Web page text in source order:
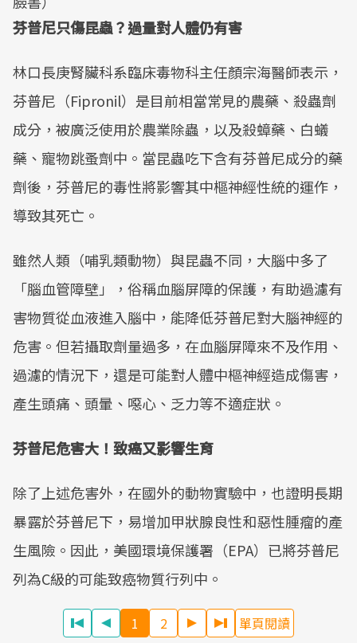
芬普尼只傷昆蟲？過量對人體仍有害
林口長庚腎臟科系臨床毒物科主任顏宗海醫師表示，
芬普尼（Fipronil）是目前相當常見的農藥、殺蟲劑
成分，被廣泛使用於農業除蟲，以及殺蟑藥、白蟻
藥、寵物跳蚤劑中。當昆蟲吃下含有芬普尼成分的藥
劑後，芬普尼的毒性將影響其中樞神經性統的運作，
導致其死亡。
雖然人類（哺乳類動物）與昆蟲不同，大腦中多了
「腦血管障壁」，俗稱血腦屏障的保護，有助過濾有
害物質從血液進入腦中，能降低芬普尼對大腦神經的
危害。但若攝取劑量過多，在血腦屏障來不及作用、
過濾的情況下，還是可能對人體中樞神經造成傷害，
產生頭痛、頭暈、噁心、乏力等不適症狀。
芬普尼危害大！致癌又影響生育
除了上述危害外，在國外的動物實驗中，也證明長期
暴露於芬普尼下，易增加甲狀腺良性和惡性腫瘤的產
生風險。因此，美國環境保護署（EPA）已將芬普尼
列為C級的可能致癌物質行列中。
1 2 單頁閱讀